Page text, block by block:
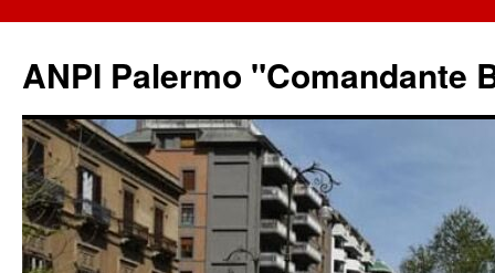
ANPI Palermo "Comandante